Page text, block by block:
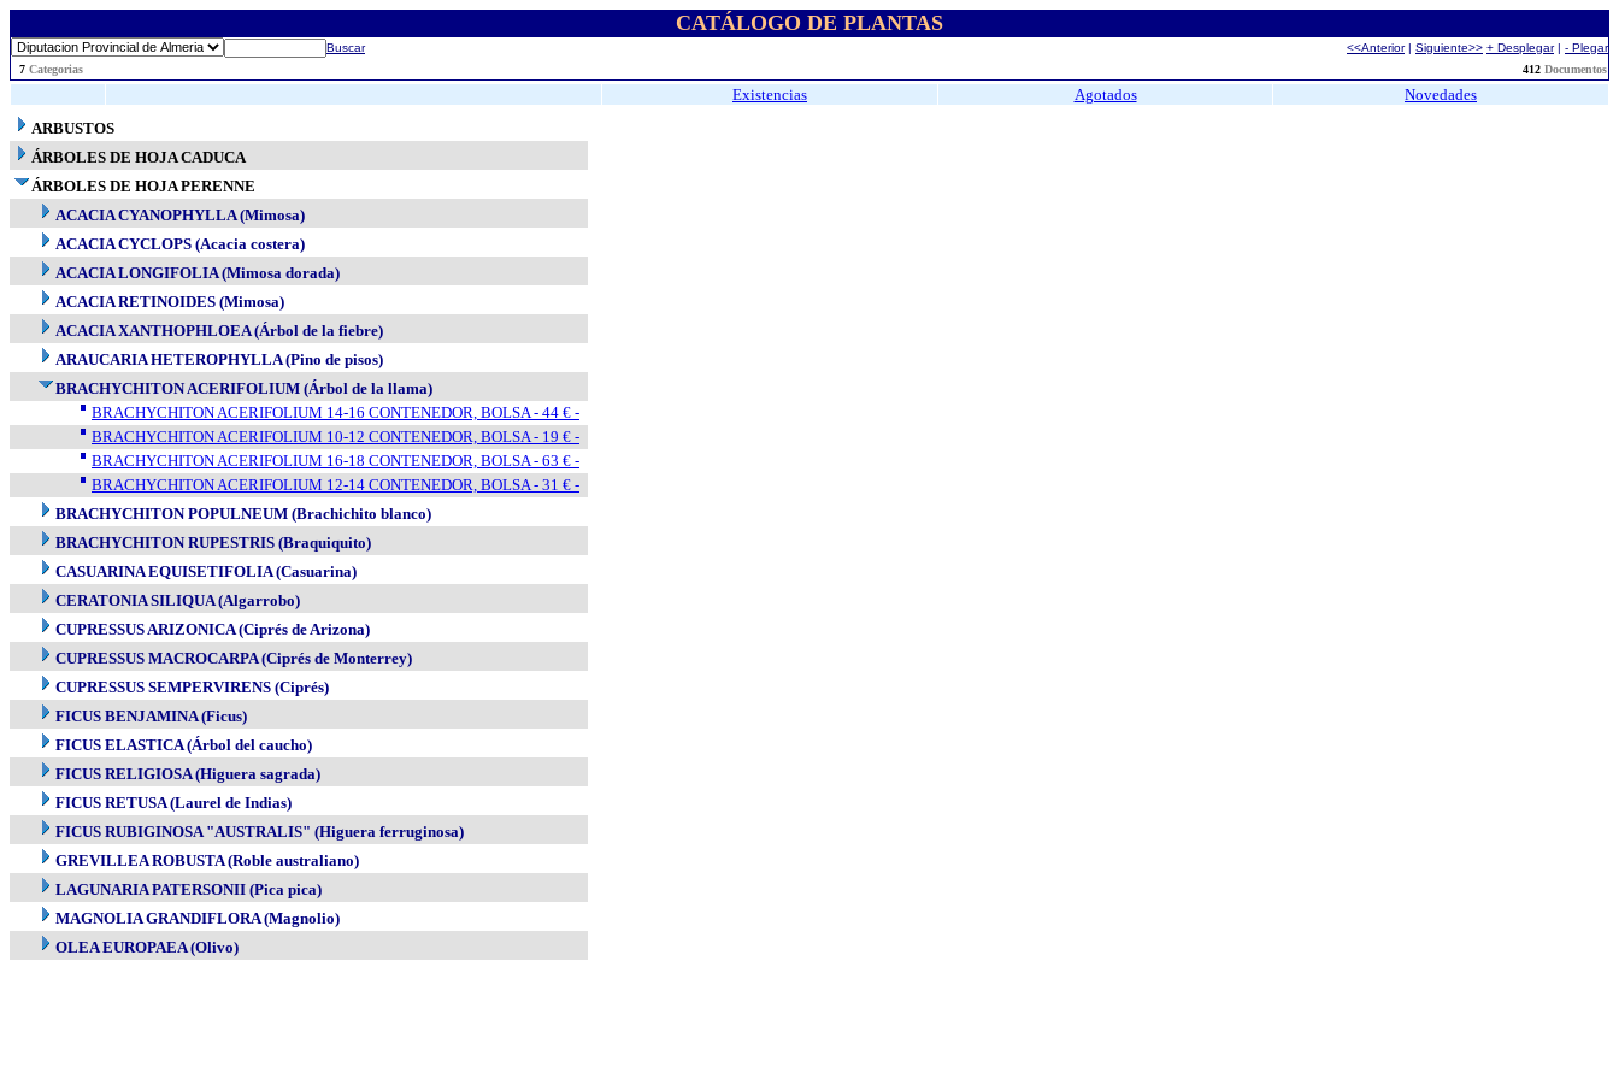
CATÁLOGO DE PLANTAS
Buscar <<Anterior| Siguiente>> + Desplegar| - Plegar
7 Categorias 412 Documentos
Existencias Agotados
Novedades
ARBUSTOS
ÁRBOLES DE HOJA CADUCA
ÁRBOLES DE HOJA PERENNE
ACACIA CYANOPHYLLA (Mimosa)
ACACIA CYCLOPS (Acacia costera)
ACACIA LONGIFOLIA (Mimosa dorada)
ACACIA RETINOIDES (Mimosa)
ACACIA XANTHOPHLOEA (Árbol de la fiebre)
ARAUCARIA HETEROPHYLLA (Pino de pisos)
BRACHYCHITON ACERIFOLIUM (Árbol de la llama)
BRACHYCHITON ACERIFOLIUM 14-16 CONTENEDOR, BOLSA - 44 € -
BRACHYCHITON ACERIFOLIUM 10-12 CONTENEDOR, BOLSA - 19 € -
BRACHYCHITON ACERIFOLIUM 16-18 CONTENEDOR, BOLSA - 63 € -
BRACHYCHITON ACERIFOLIUM 12-14 CONTENEDOR, BOLSA - 31 € -
BRACHYCHITON POPULNEUM (Brachichito blanco)
BRACHYCHITON RUPESTRIS (Braquiquito)
CASUARINA EQUISETIFOLIA (Casuarina)
CERATONIA SILIQUA (Algarrobo)
CUPRESSUS ARIZONICA (Ciprés de Arizona)
CUPRESSUS MACROCARPA (Ciprés de Monterrey)
CUPRESSUS SEMPERVIRENS (Ciprés)
FICUS BENJAMINA (Ficus)
FICUS ELASTICA (Árbol del caucho)
FICUS RELIGIOSA (Higuera sagrada)
FICUS RETUSA (Laurel de Indias)
FICUS RUBIGINOSA "AUSTRALIS" (Higuera ferruginosa)
GREVILLEA ROBUSTA (Roble australiano)
LAGUNARIA PATERSONII (Pica pica)
MAGNOLIA GRANDIFLORA (Magnolio)
OLEA EUROPAEA (Olivo)